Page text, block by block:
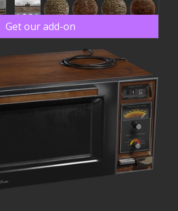
Get our add-on